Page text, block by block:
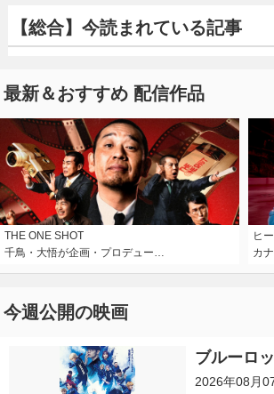
【総合】今読まれている記事
最新＆おすすめ 配信作品
THE ONE SHOT
千鳥・大悟が企画・プロデュー…
ヒ
カ
今週公開の映画
ブルーロ
2026年08月